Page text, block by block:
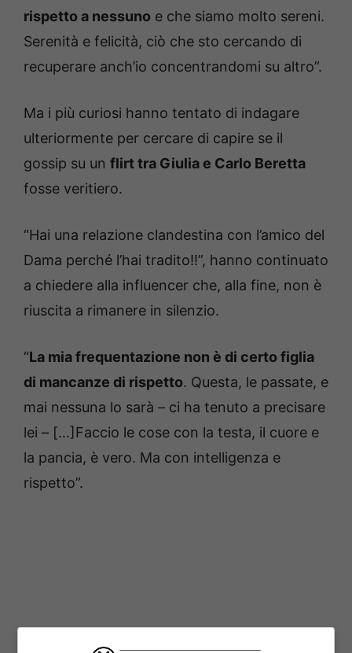
rispetto a nessuno e che siamo molto sereni.
Serenità e felicità, ciò che sto cercando di
recuperare anch’io concentrandomi su altro”.
Ma i più curiosi hanno tentato di indagare
ulteriormente per cercare di capire se il
gossip su un flirt tra Giulia e Carlo Beretta
fosse veritiero.
“Hai una relazione clandestina con l’amico del
Dama perché l’hai tradito!!”, hanno continuato
a chiedere alla influencer che, alla fine, non è
riuscita a rimanere in silenzio.
“La mia frequentazione non è di certo figlia
di mancanze di rispetto. Questa, le passate, e
mai nessuna lo sarà – ci ha tenuto a precisare
lei – […]Faccio le cose con la testa, il cuore e
la pancia, è vero. Ma con intelligenza e
rispetto”.